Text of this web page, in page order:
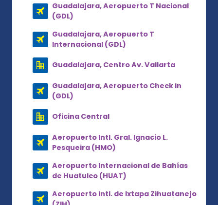
Guadalajara, Aeropuerto T Nacional
(GDL)
Guadalajara, Aeropuerto T
Internacional (GDL)
Guadalajara, Centro Av. Vallarta
Guadalajara, Aeropuerto Check in
(GDL)
Oficina Central
Aeropuerto Intl. Gral. Ignacio L.
Pesqueira (HMO)
Aeropuerto Internacional de Bahías
de Huatulco (HUAT)
Aeropuerto Intl. de Ixtapa Zihuatanejo